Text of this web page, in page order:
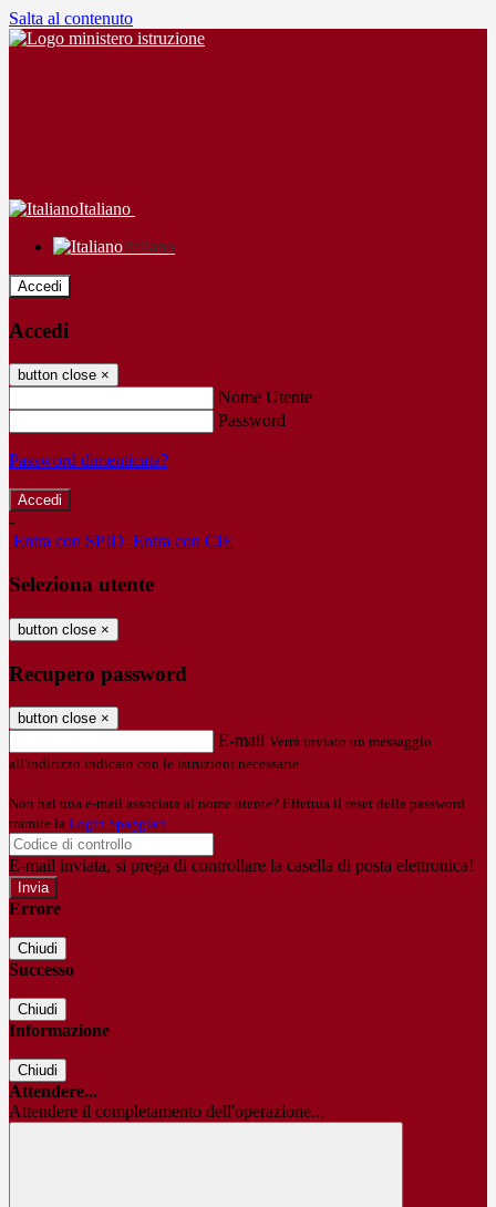
Salta al contenuto
Italiano
Italiano
Accedi
Accedi
button close ×
Nome Utente
Password
Password dimenticata?
-
Entra con SPID Entra con CIE
Seleziona utente
button close ×
Recupero password
button close ×
E-mail Verrà inviato un messaggio
all'indirizzo indicato con le istruzioni necessarie.
Non hai una e-mail associata al nome utente? Effettua il reset della password
tramite la Login Spaggiari
E-mail inviata, si prega di controllare la casella di posta elettronica!
Errore
Chiudi
Successo
Chiudi
Informazione
Chiudi
Attendere...
Attendere il completamento dell'operazione...